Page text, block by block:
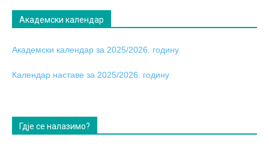
Академски календар
Академски календар за 2025/2026. годину
Календар наставе за 2025/2026. годину
Гдје се налазимо?